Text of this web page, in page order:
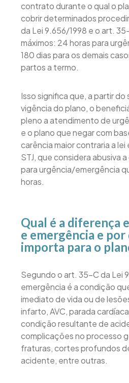
contrato durante o qual o
cobrir determinados
da Lei 9.656/1998 e o art.
máximos: 24 horas para
180 dias para os demais
partos a termo.
Isso significa que, a partir do
vigência do plano, o
pleno a atendimento de
e o plano que negar com
carência maior contraria a lei
STJ, que considera abusiva
para urgência/emergência
horas.
Qual é a diferença
e emergência e por
importa para o
Segundo o art. 35-C da Lei
emergência é a condição
imediato de vida ou de
infarto, AVC, parada
condição resultante de
complicações no processo
fraturas, cortes profundos
acidente, entre outras.